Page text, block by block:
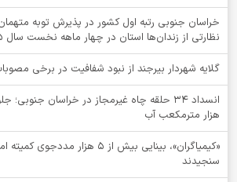
نظارتی از زندان‌ها استان در چهار ماهه نخست سال 1405
گلایه شهردار بیرجند از نبود شفافیت در برخی
هزار مترمکعب آب
«کیمیاگران»، بینایی بیش از ۵ هزار
سنجیدند